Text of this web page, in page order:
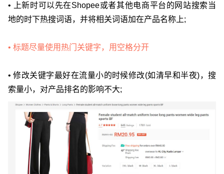
• 上新时可以先在Shopee或者其他电商平台的网站搜索当
地的时下热搜词语，并将相关词语加在产品名称上;
• 标题尽量使用热门关键字，用空格分开
• 修改关键字最好在流量小的时候修改(如清早和半夜)，搜
索量小，对产品排名的影响不大;